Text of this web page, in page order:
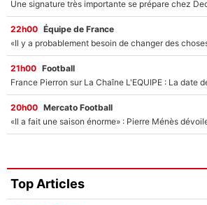
22h00 Équipe de France
21h00 Football
20h00 Mercato Football
Top Articles